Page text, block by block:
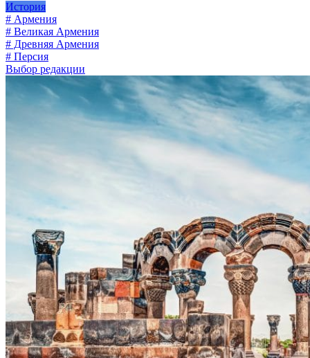
История
# Армения
# Великая Армения
# Древняя Армения
# Персия
Выбор редакции